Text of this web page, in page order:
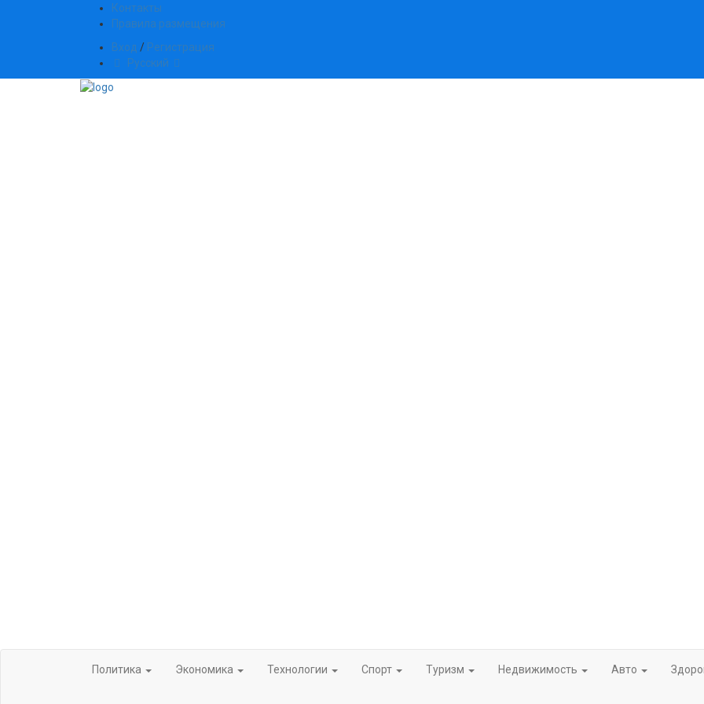
Контакты
Правила размещения
Вход / Регистрация
Русский
Политика Экономика Технологии Спорт Туризм Недвижимость Авто